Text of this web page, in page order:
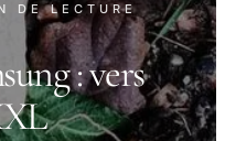
DE LECTURE
: vers